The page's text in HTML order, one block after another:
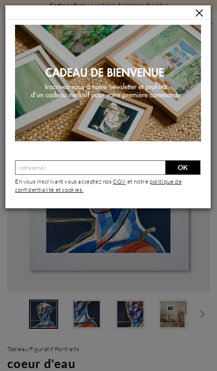
Carte cadeau: Le plaisir de laisser choisir !
PEINTURES PEINTURES PAR FORMAT
PEINTURES PETIT FORMAT
COEUR D'EAU
Peinture coeur d'eau par Detovart | Tableau Figuratif Portraits
Acrylique Feuille d'or
Tableau Figuratif Portraits
coeur d'eau
OK
En vous inscrivant vous acceptez nosCGV et notre politique de
confidentialité et cookies.